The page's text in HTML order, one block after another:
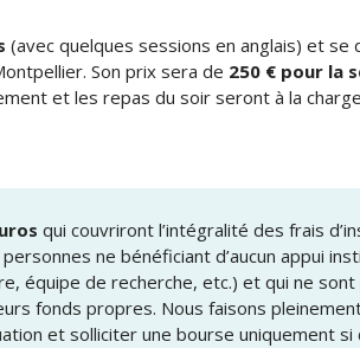
(avec quelques sessions en anglais) et se
Son prix sera de 250 € pour la
et les repas du soir seront à la
qui couvriront l’intégralité des frais
ne bénéficiant d’aucun appui
équipe de recherche, etc.) et qui ne
fonds propres. Nous faisons
et solliciter une bourse uniquement si